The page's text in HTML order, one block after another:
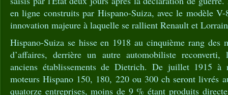
en ligne construits par Hispano-Suiza, avec le modèle
innovation majeure à laquelle se rallient Renault et
Hispano-Suiza se hisse en 1918 au cinquième rang des
d’affaires, derrière un autre automobiliste
anciens établissements de Dietrich. De juillet 1915 à
moteurs Hispano 150, 180, 220 ou 300 ch seront livrés
quatorze entreprises, moins de 9 % étant produits